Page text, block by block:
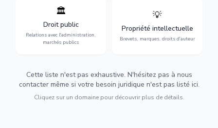
🏛️
Droit public
Relations avec l'administration,
marchés publics
Gestion de vos relations
avec l'administration :
marchés publics,
urbanisme et contentieux.
💡
Propriété intellectuelle
Brevets, marques, droits d'auteur
Protection de vos créations
d'auteur et lutte contre la
contrefaçon.
Cette liste n'est pas exhaustive. N'hésitez pas à nous
contacter même si votre besoin juridique n'est pas listé ici.
Cliquez sur un domaine pour découvrir plus de détails.